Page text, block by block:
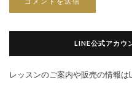
LINE公式アカウ
レッスンのご案内や販売の情報